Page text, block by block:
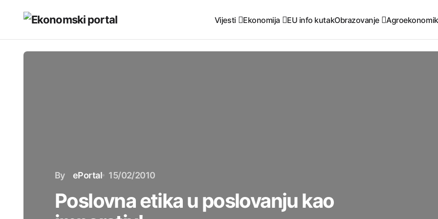
Vijesti Ekonomija EU info kutakObrazovanje
By ePortal 15/02/2010
Poslovna etika u poslovanju kao